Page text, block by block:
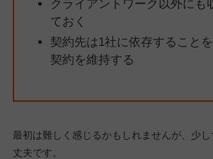
クライアントワーク以外にも
ておく
契約先は1社に依存すること
契約を維持する
最初は難しく感じるかもしれませんが、少
丈夫です。